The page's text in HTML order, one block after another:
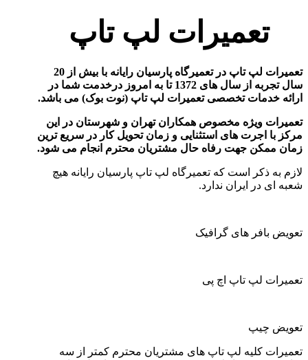
تعمیرات لپ تاپ
تعمیرات لپ تاپ در تعمیرگاه پارسیان رایانه با بیش از 20
سال تجربه از سال های 1372 تا به امروز درخدمت شما در
ارائه خدمات تخصصی تعمیرات لپ تاپ (نوت بوک) می باشد.
تعمیرات ویژه مخصوص همکاران تهران و شهرستان در این
مرکز با اجرت های استثنایی و زمان تحویل کار در سریع ترین
زمان ممکن جهت رفاه حال مشتریان محترم انجام می شود.
لازم به ذکر است که تعمیرگاه لپ تاپ پارسیان رایانه هیچ
شعبه ای در ایران ندارد.
تعویض بافر های گرافیک
تعمیرات لپ تاپ اچ پی
تعویض چیپ
تعمیرات کلیه لپ تاپ های مشتریان محترم کمتر از سه